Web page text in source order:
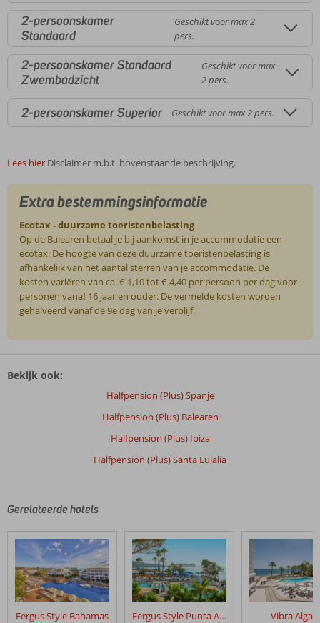
2-persoonskamer
Standaard
Geschikt voor max 2
pers.
2-persoonskamer Standaard
Zwembadzicht
Geschikt voor max
2 pers.
2-persoonskamer Superior Geschikt voor max 2 pers.
Lees hier Disclaimer m.b.t. bovenstaande beschrijving.
Extra bestemmingsinformatie
Ecotax - duurzame toeristenbelasting
Op de Balearen betaal je bij aankomst in je accommodatie een
ecotax. De hoogte van deze duurzame toeristenbelasting is
afhankelijk van het aantal sterren van je accommodatie. De
kosten variëren van ca. € 1,10 tot € 4,40 per persoon per dag voor
personen vanaf 16 jaar en ouder. De vermelde kosten worden
gehalveerd vanaf de 9e dag van je verblijf.
zijn
Invisa
Cala
Beoordelingen
die
ouder
zijn
Bekijk ook:
Halfpension (Plus) Spanje
Halfpension (Plus) Balearen
Halfpension (Plus) Ibiza
Halfpension (Plus) Santa Eulalia
Gerelateerde hotels
Fergus Style Bahamas Fergus Style Punta Arabi Vibra